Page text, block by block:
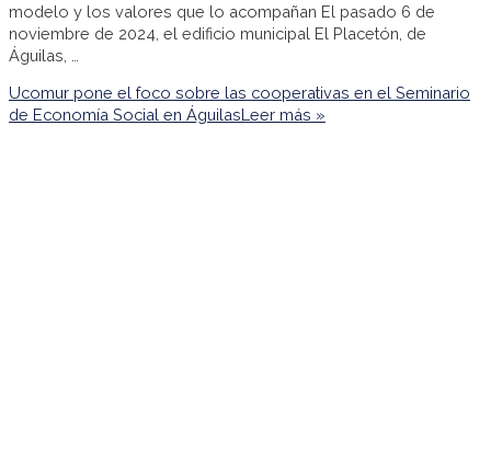
modelo y los valores que lo acompañan El pasado 6 de
noviembre de 2024, el edificio municipal El Placetón, de
Águilas, …
Ucomur pone el foco sobre las cooperativas en el Seminario
de Economía Social en ÁguilasLeer más »